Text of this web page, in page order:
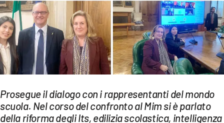
EVENTI
SPORT
Streaming
LAC TV
LAC NETWORK
LAC ONAIR
Prosegue il dialogo con i rappresentanti del mondo
scuola. Nel corso del confronto al Mim si è parlato
della riforma degli Its, edilizia scolastica, intelligenza